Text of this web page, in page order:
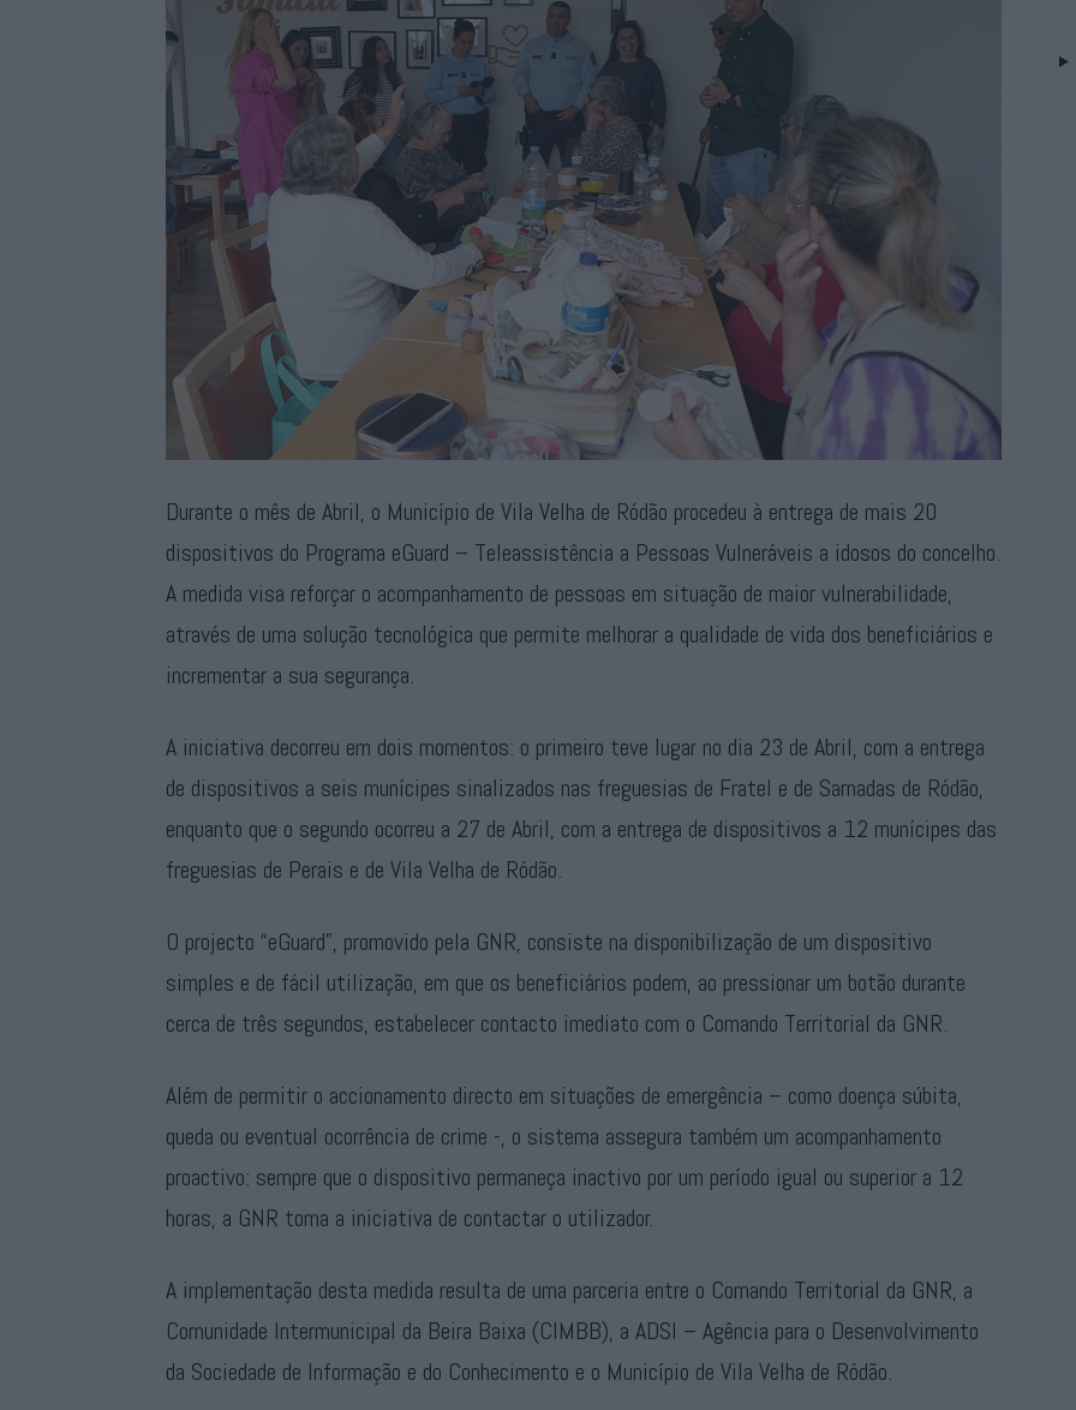
Durante o mês de Abril, o Município de Vila Velha de Ródão procedeu à entrega de mais 20
dispositivos do Programa eGuard – Teleassistência a Pessoas Vulneráveis a idosos do concelho.
A medida visa reforçar o acompanhamento de pessoas em situação de maior vulnerabilidade,
através de uma solução tecnológica que permite melhorar a qualidade de vida dos beneficiários e
incrementar a sua segurança.
A iniciativa decorreu em dois momentos: o primeiro teve lugar no dia 23 de Abril, com a entrega
de dispositivos a seis munícipes sinalizados nas freguesias de Fratel e de Sarnadas de Ródão,
enquanto que o segundo ocorreu a 27 de Abril, com a entrega de dispositivos a 12 munícipes das
freguesias de Perais e de Vila Velha de Ródão.
O projecto “eGuard”, promovido pela GNR, consiste na disponibilização de um dispositivo
simples e de fácil utilização, em que os beneficiários podem, ao pressionar um botão durante
cerca de três segundos, estabelecer contacto imediato com o Comando Territorial da GNR.
Além de permitir o accionamento directo em situações de emergência – como doença súbita,
queda ou eventual ocorrência de crime -, o sistema assegura também um acompanhamento
proactivo: sempre que o dispositivo permaneça inactivo por um período igual ou superior a 12
horas, a GNR toma a iniciativa de contactar o utilizador.
A implementação desta medida resulta de uma parceria entre o Comando Territorial da GNR, a
Comunidade Intermunicipal da Beira Baixa (CIMBB), a ADSI – Agência para o Desenvolvimento
da Sociedade de Informação e do Conhecimento e o Município de Vila Velha de Ródão.